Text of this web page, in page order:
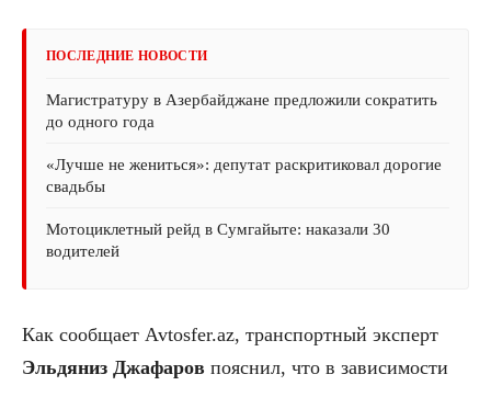
ПОСЛЕДНИЕ НОВОСТИ
Магистратуру в Азербайджане предложили сократить
до одного года
«Лучше не жениться»: депутат раскритиковал дорогие
свадьбы
Мотоциклетный рейд в Сумгайыте: наказали 30
водителей
Как сообщает Avtosfer.az, транспортный эксперт
Эльдяниз Джафаров пояснил, что в зависимости